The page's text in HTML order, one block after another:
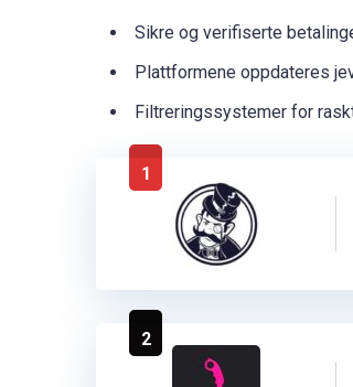
Sikre og verifiserte
Plattformene oppdateres
Filtreringssystemer for
1
2